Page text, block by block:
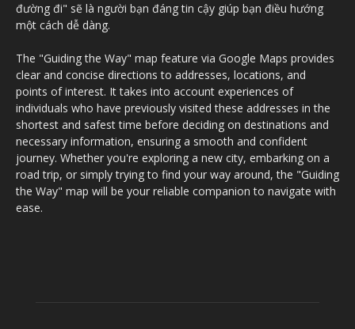
đường đi" sẽ là người bạn đáng tin cậy giúp bạn điều hướng
một cách dễ dàng.
The "Guiding the Way" map feature via Google Maps provides
clear and concise directions to addresses, locations, and
points of interest. It takes into account experiences of
individuals who have previously visited these addresses in the
shortest and safest time before deciding on destinations and
necessary information, ensuring a smooth and confident
journey. Whether you're exploring a new city, embarking on a
road trip, or simply trying to find your way around, the "Guiding
the Way" map will be your reliable companion to navigate with
ease.